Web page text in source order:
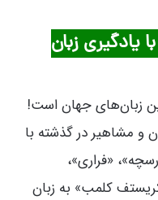
یادگیری زبان
زبان‌های جهان است!
و مشاهیر در گذشته با
«فراری»،
کلمب» به زبان